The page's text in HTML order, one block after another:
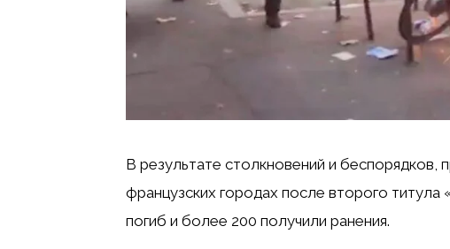
В результате столкновений и
французских городах после второго
погиб и более 200 получили ранения.